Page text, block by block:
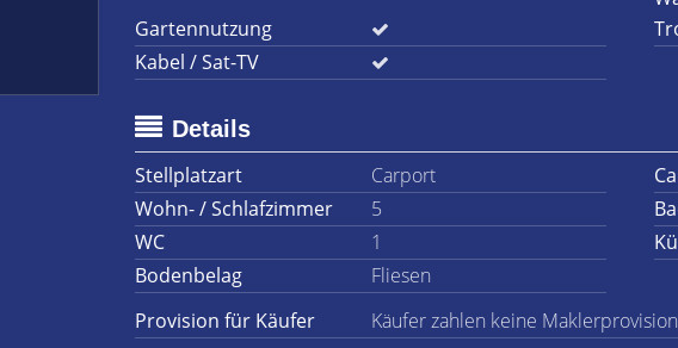
Gartennutzung
Kabel / Sat-TV
Details
Stellplatzart
Carport
Wohn- / Schlafzimmer
5
WC
1
Bodenbelag
Fliesen
Provision für Käufer
Käufer zahlen keine